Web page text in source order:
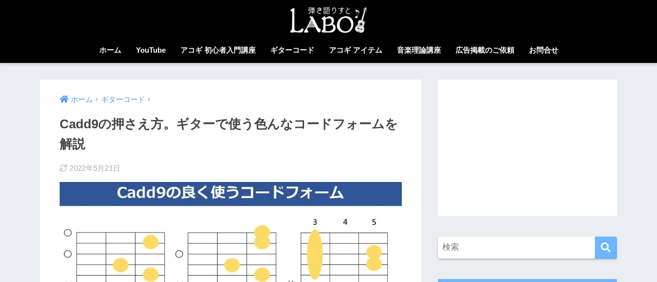
ホーム YouTube アコギ 初心者入門講座 ギターコード アコギ アイテム 音楽理論講座 広告掲載のご依頼 お問合せ
ホーム ギターコード
Cadd9の押さえ方。ギターで使う色んなコードフォームを
解説
2022年5月21日